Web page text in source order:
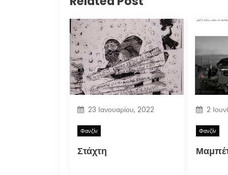
23 Ιανουαρίου, 2022
Φανζίν
Στάχτη
2
Φανζίν